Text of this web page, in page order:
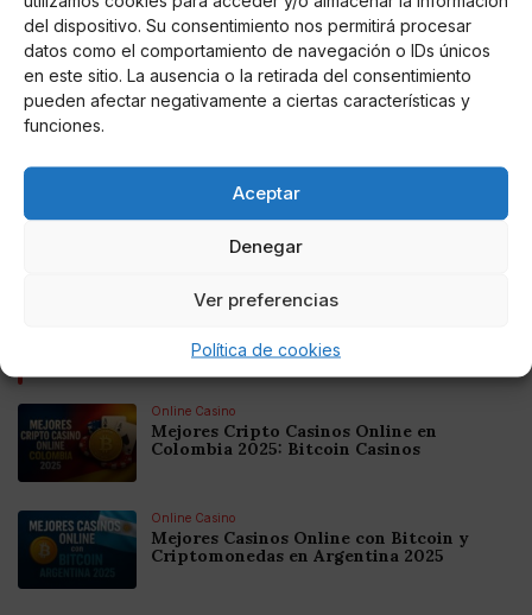
del dispositivo. Su consentimiento nos permitirá procesar
datos como el comportamiento de navegación o IDs únicos
en este sitio. La ausencia o la retirada del consentimiento
pueden afectar negativamente a ciertas características y
funciones.
Aceptar
Denegar
Ver preferencias
Política de cookies
VecoVet
Diego Arrabal desvela cuales serán los
próximos pasos de Fidel Albiac en los
juzgados
Según el paparazzi el marido de Rocío Carrasco
difundido falsos rumores sobre su vida privada
Noticias relacionadas
Online Casino
Mejores Cripto Casinos Online en
Colombia 2025: Bitcoin Casinos
Online Casino
Mejores Casinos Online con Bitcoin y
Criptomonedas en Argentina 2025